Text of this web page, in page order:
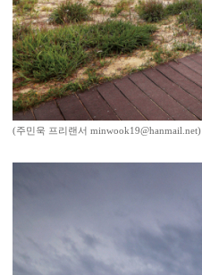
(주민욱 프리랜서 minwook19@hanmail.net)